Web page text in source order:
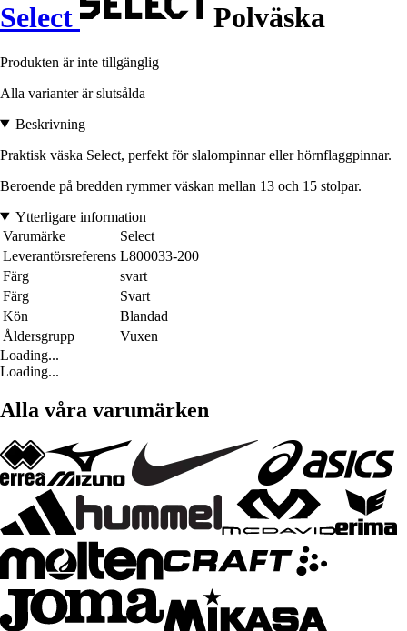
Select Polväska
Produkten är inte tillgänglig
Alla varianter är slutsålda
Beskrivning
Praktisk väska Select, perfekt för slalompinnar eller hörnflaggpinnar.
Beroende på bredden rymmer väskan mellan 13 och 15 stolpar.
Ytterligare information
Varumärke
Select
Leverantörsreferens L800033-200
Färg
svart
Färg
Svart
Kön
Blandad
Åldersgrupp
Vuxen
Loading...
Loading...
Alla våra varumärken